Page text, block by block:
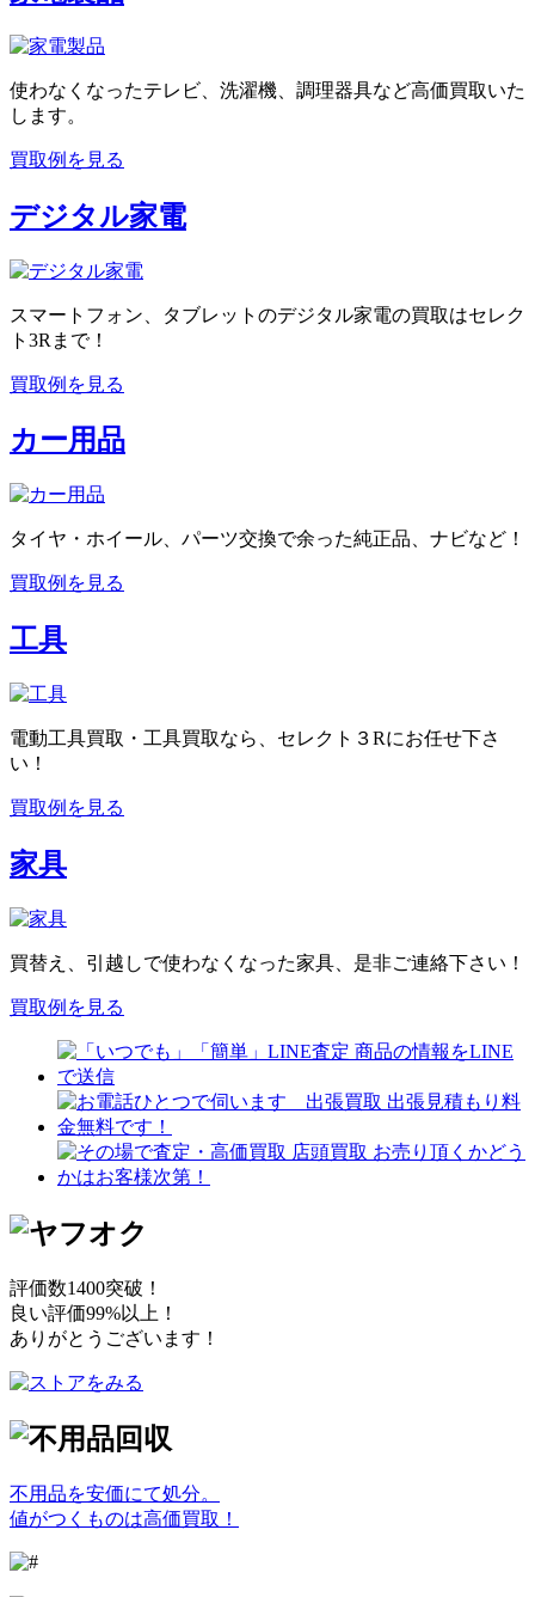
使わなくなったテレビ、洗濯機、調理器具など高価買取いた
します。
買取例を見る
デジタル家電
スマートフォン、タブレットのデジタル家電の買取はセレク
ト3Rまで！
買取例を見る
カー用品
タイヤ・ホイール、パーツ交換で余った純正品、ナビなど！
買取例を見る
工具
電動工具買取・工具買取なら、セレクト３Rにお任せ下さ
い！
買取例を見る
家具
買替え、引越しで使わなくなった家具、是非ご連絡下さい！
買取例を見る
評価数1400突破！
良い評価99%以上！
ありがとうございます！
不用品を安価にて処分。
値がつくものは高価買取！